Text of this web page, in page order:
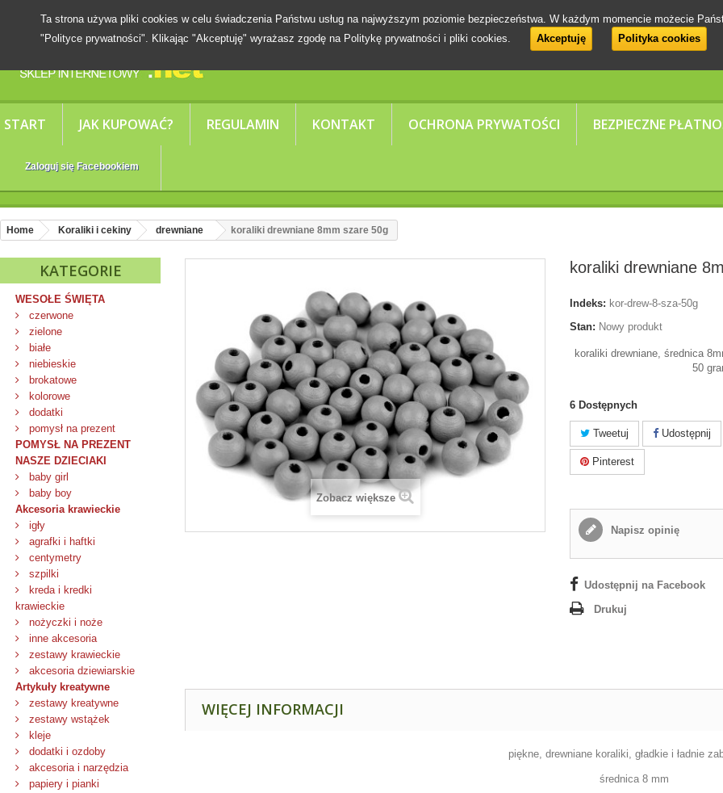
START JAK KUPOWAĆ? REGULAMIN KONTAKT OCHRONA PRYWATOŚCI BEZPIECZNE
Zaloguj się Facebookiem
Ta strona używa pliki cookies w celu świadczenia Państwu usług na najwyższym poziomie bezpieczeństwa. W każdym momencie możecie
"Polityce prywatności". Klikając "Akceptuję" wyrażasz zgodę na Politykę prywatności i pliki cookies.
Akceptuję Polityka cookies
Home Koraliki i cekiny drewniane koraliki drewniane 8mm szare 50g
KATEGORIE
WESOŁE ŚWIĘTA
czerwone
zielone
białe
niebieskie
brokatowe
kolorowe
dodatki
pomysł na prezent
POMYSŁ NA PREZENT
NASZE DZIECIAKI
baby girl
baby boy
Akcesoria krawieckie
igły
agrafki i haftki
centymetry
szpilki
kreda i kredki
krawieckie
nożyczki i noże
inne akcesoria
zestawy krawieckie
akcesoria dziewiarskie
Artykuły kreatywne
zestawy kreatywne
zestawy wstążek
kleje
dodatki i ozdoby
akcesoria i narzędzia
papiery i pianki
Zobacz większe
koraliki drewniane
Indeks: kor-drew-8-sza-50g
Stan: Nowy produkt
koraliki drewniane, średnica
50
6 Dostępnych
Tweetuj Udostępnij
Pinterest
Napisz opinię
Udostępnij na Facebook
Drukuj
WIĘCEJ INFORMACJI
piękne, drewniane koraliki, gładkie i ładnie
średnica 8 mm